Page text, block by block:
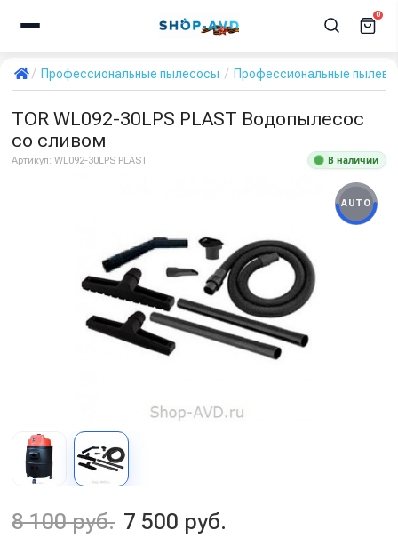
0
Профессиональные пылесосы Профессиональные
TOR WL092-30LPS PLAST Водопылесос
со сливом
Артикул: WL092-30LPS PLAST В наличии
AUTO
8 100 руб. 7 500 руб.